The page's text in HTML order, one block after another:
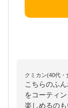
クミカン(40代・
こちらのふ
をコーティ
楽しめるの